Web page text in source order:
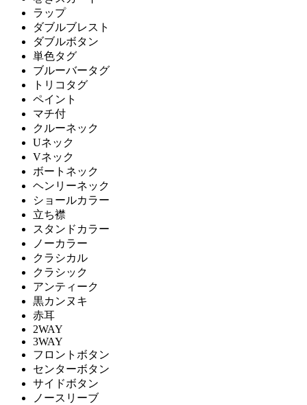
ラップ
ダブルブレスト
ダブルボタン
単色タグ
ブルーバータグ
トリコタグ
ペイント
マチ付
クルーネック
Uネック
Vネック
ボートネック
ヘンリーネック
ショールカラー
立ち襟
スタンドカラー
ノーカラー
クラシカル
クラシック
アンティーク
黒カンヌキ
赤耳
2WAY
3WAY
フロントボタン
センターボタン
サイドボタン
ノースリーブ